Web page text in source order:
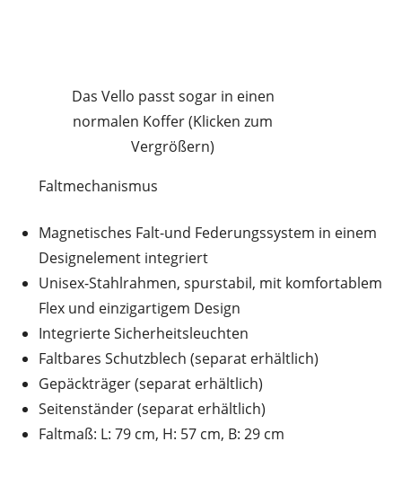
Das Vello passt sogar in einen
normalen Koffer (Klicken zum
Vergrößern)
Faltmechanismus
Magnetisches Falt-und Federungssystem in einem
Designelement integriert
Unisex-Stahlrahmen, spurstabil, mit komfortablem
Flex und einzigartigem Design
Integrierte Sicherheitsleuchten
Faltbares Schutzblech (separat erhältlich)
Gepäckträger (separat erhältlich)
Seitenständer (separat erhältlich)
Faltmaß: L: 79 cm, H: 57 cm, B: 29 cm